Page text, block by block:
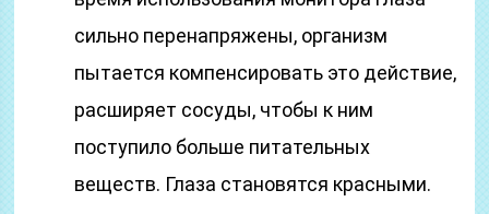
сильно перенапряжены, организм
пытается компенсировать это действие,
расширяет сосуды, чтобы к ним
поступило больше питательных
веществ. Глаза становятся красными.